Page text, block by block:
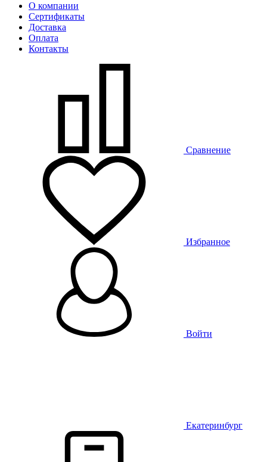
О компании
Сертификаты
Доставка
Оплата
Контакты
Сравнение
Избранное
Войти
Екатеринбург